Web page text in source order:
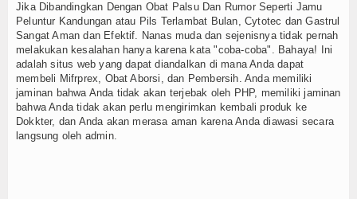
Jika Dibandingkan Dengan Obat Palsu Dan Rumor Seperti Jamu
Peluntur Kandungan atau Pils Terlambat Bulan, Cytotec dan Gastrul
Sangat Aman dan Efektif. Nanas muda dan sejenisnya tidak pernah
melakukan kesalahan hanya karena kata "coba-coba". Bahaya! Ini
adalah situs web yang dapat diandalkan di mana Anda dapat
membeli Mifrprex, Obat Aborsi, dan Pembersih. Anda memiliki
jaminan bahwa Anda tidak akan terjebak oleh PHP, memiliki jaminan
bahwa Anda tidak akan perlu mengirimkan kembali produk ke
Dokkter, dan Anda akan merasa aman karena Anda diawasi secara
langsung oleh admin.